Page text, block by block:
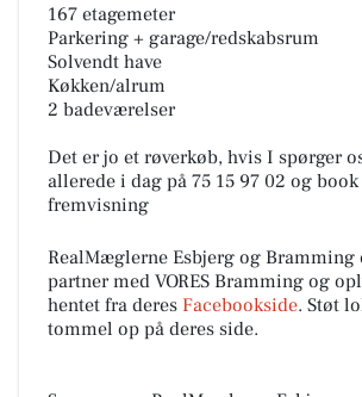
167 etagemeter
Parkering + garage/redskabsrum
Solvendt have
Køkken/alrum
2 badeværelser
Det er jo et røverkøb, hvis I spørger
allerede i dag på 75 15 97 02 og book
fremvisning
RealMæglerne Esbjerg og
partner med VORES Bramming og
hentet fra deres Facebookside. Støt
tommel op på deres side.